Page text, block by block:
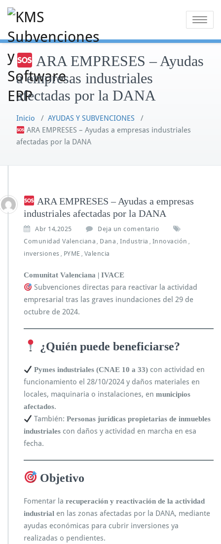
contenido
Alternar
ARA EMPRESES – Ayudas
a empresas industriales
afectadas por la DANA
Inicio / AYUDAS Y SUBVENCIONES /
ARA EMPRESES – Ayudas a empresas industriales
afectadas por la DANA
ARA EMPRESES – Ayudas a empresas
industriales afectadas por la DANA
Abr 14,2025
Deja un comentario
Comunidad Valenciana
Dana Industria Innovación
inversiones PYME Valencia
Comunitat Valenciana | IVACE
Subvenciones directas para reactivar la actividad
empresarial tras las graves inundaciones del 29 de
octubre de 2024.
¿Quién puede beneficiarse?
Pymes industriales (CNAE 10 a 33) con actividad en
funcionamiento el 28/10/2024 y daños materiales en
locales, maquinaria o instalaciones, en municipios
afectados.
También:Personas jurídicas propietarias de inmuebles
industriales con daños y actividad en marcha en esa
fecha.
Objetivo
Fomentar la recuperación y reactivación de la actividad
industrial en las zonas afectadas por la DANA, mediante
ayudas económicas para cubrir inversiones ya
realizadas o pendientes.